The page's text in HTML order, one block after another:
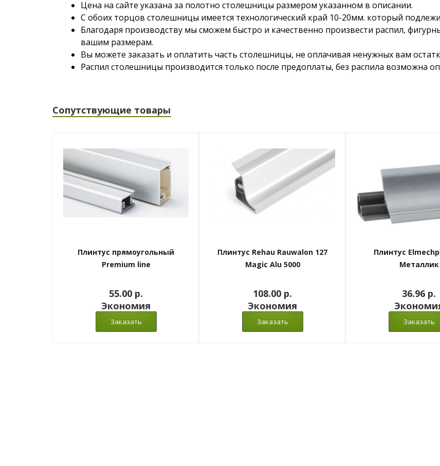
Цена на сайте указана за полотно столешницы размером указанном в описании.
С обоих торцов столешницы имеется технологический край 10-20мм. который
Благодаря производству мы сможем быстро и качественно произвести распил,
вашим размерам.
Вы можете заказать и оплатить часть столешницы, не оплачивая ненужных вам
Распил столешницы производится только после предоплаты, без распила возможна
Сопутствующие товары
Плинтус прямоугольный
Premium line
55.00 p.
Экономия
Плинтус Rehau Rauwalon 127
Magic Alu 5000
108.00 p.
Экономия
Плинтус
Металлик
36.96 p.